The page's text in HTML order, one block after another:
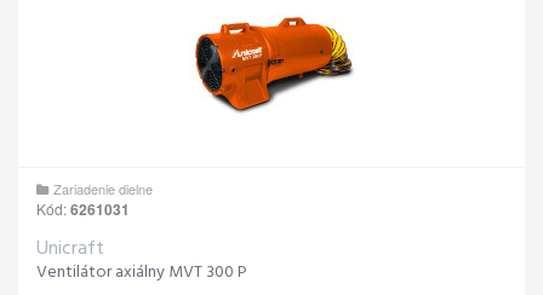
Zariadenie dielne
Kód:6261031
Unicraft
Ventilátor axiálny MVT 300 P